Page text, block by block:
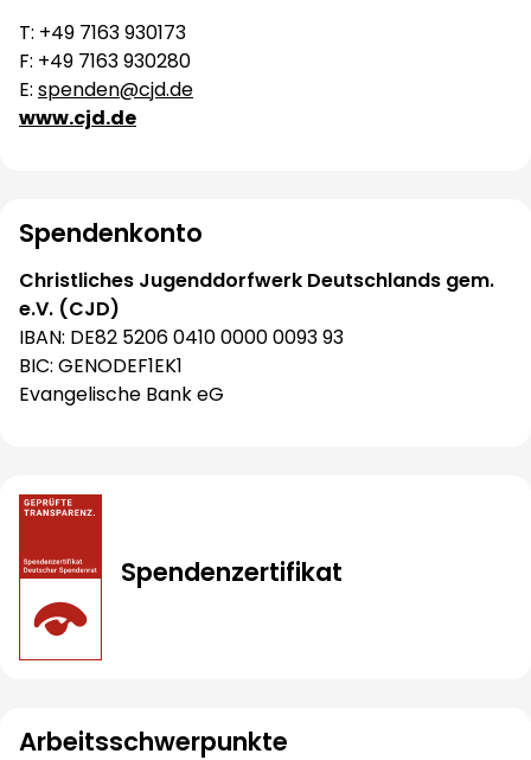
T: +49 7163 930173
F: +49 7163 930280
E: spenden@cjd.de
www.cjd.de
Spendenkonto
Christliches Jugenddorfwerk Deutschlands gem.
e.V. (CJD)
IBAN: DE82 5206 0410 0000 0093 93
BIC: GENODEF1EK1
Evangelische Bank eG
Spendenzertifikat
Arbeitsschwerpunkte